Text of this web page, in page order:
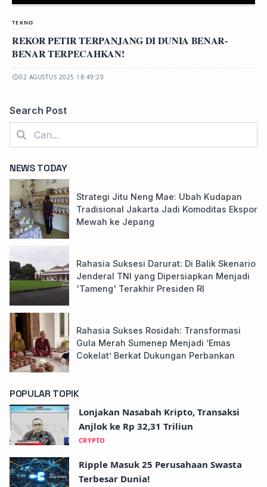
TEKNO
REKOR PETIR TERPANJANG DI DUNIA BENAR-
BENAR TERPECAHKAN!
02 AGUSTUS 2025 18:49:20
Search Post
NEWS TODAY
Strategi Jitu Neng Mae: Ubah Kudapan
Tradisional Jakarta Jadi Komoditas Ekspor
Mewah ke Jepang
Rahasia Suksesi Darurat: Di Balik Skenario
Jenderal TNI yang Dipersiapkan Menjadi
'Tameng' Terakhir Presiden RI
Rahasia Sukses Rosidah: Transformasi
Gula Merah Sumenep Menjadi ‘Emas
Cokelat’ Berkat Dukungan Perbankan
POPULAR TOPIK
Lonjakan Nasabah Kripto, Transaksi
Anjlok ke Rp 32,31 Triliun
CRYPTO
Ripple Masuk 25 Perusahaan Swasta
Terbesar Dunia!